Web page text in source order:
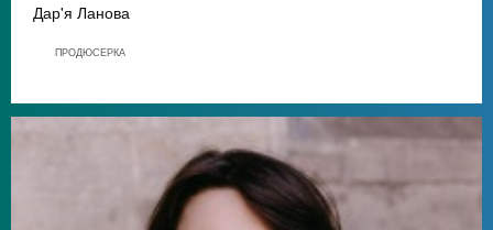
Дар'я Ланова
ПРОДЮСЕРКА